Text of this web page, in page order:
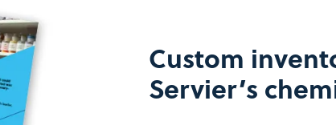
Custom
Servier’s